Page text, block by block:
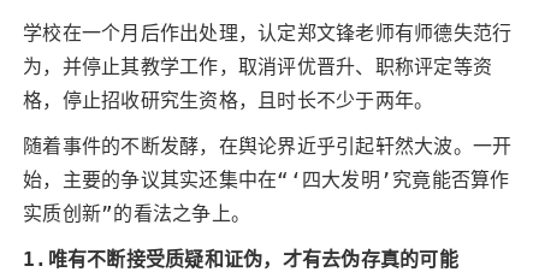
学校在一个月后作出处理，认定郑文锋老师有师德失范行
为，并停止其教学工作，取消评优晋升、职称评定等资
格，停止招收研究生资格，且时长不少于两年。
随着事件的不断发酵，在舆论界近乎引起轩然大波。一开
始，主要的争议其实还集中在“‘四大发明’究竟能否算作
实质创新”的看法之争上。
1.唯有不断接受质疑和证伪，才有去伪存真的可能